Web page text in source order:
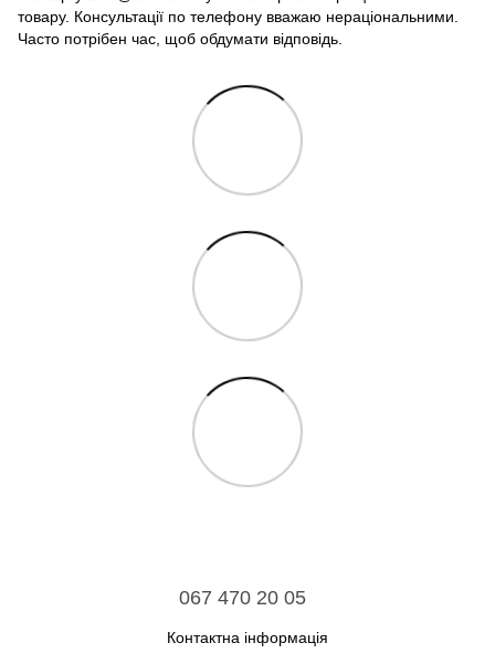
товару. Консультації по телефону вважаю нераціональними.
Часто потрібен час, щоб обдумати відповідь.
067 470 20 05
Контактна інформація